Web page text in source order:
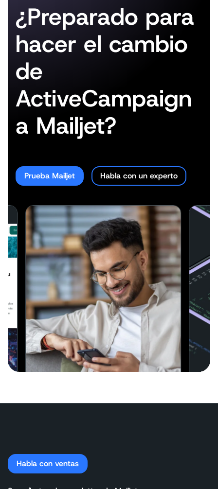
¿Preparado para
hacer el cambio
de
ActiveCampaign
a Mailjet?
Prueba Mailjet Habla con un experto
Habla con ventas